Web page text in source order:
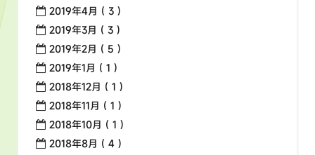
2019年4月 ( 3 )
2019年3月 ( 3 )
2019年2月 ( 5 )
2019年1月 ( 1 )
2018年12月 ( 1 )
2018年11月 ( 1 )
2018年10月 ( 1 )
2018年8月 ( 4 )